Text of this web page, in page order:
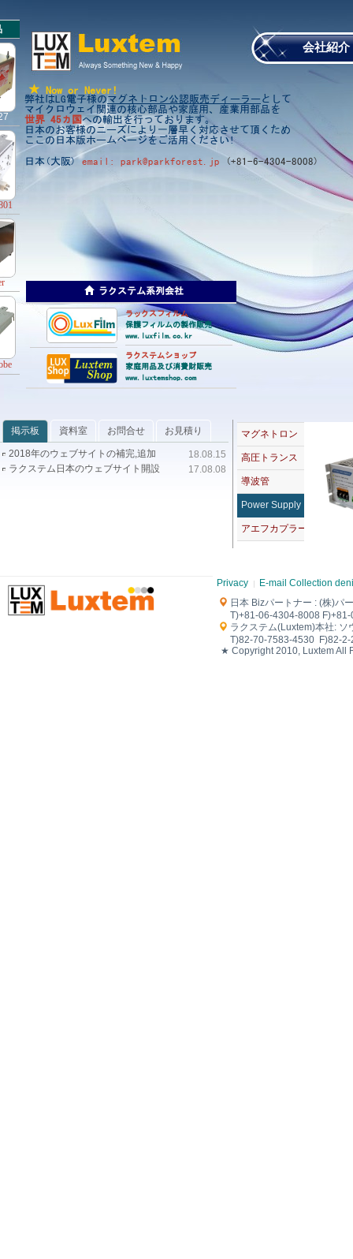
会社紹介
ラクステム系列会社
ラックスフィルム
保護フィルムの製作販売
www.luxfilm.co.kr
ラクステムショップ
家庭用品及び消費財販売
www.luxtemshop.com
Now or Never!
弊社はLG電子様のマグネトロン公認販売ディーラー として
マイクロウェイ関連の核心部品や家庭用、産業用部品を
世界 45ヵ国への輸出を行っております。
日本のお客様のニーズにより一層早く対応させて頂くため
ここの日本版ホームページ を ご活用ください!
日本(大阪)email: park@parkforest.jp (+81-6-4304-8008)
掲示板 資料室 お問合せ お見積り
2018年のウェブサイトの補完,追加
18.08.15
ラクステム日本のウェブサイト開設
17.08.08
マグネトロン
高圧トランス
導波管
Power Supply
アエフカプラー
日本 Bizパートナー : (株)パ
T)+81-06-4304-8008 F)+81-
ラクステム(Luxtem)本社:
T)82-70-7583-4530 F)82-2-
★ Copyright 2010, Luxtem All
Privacy E-mail Collection